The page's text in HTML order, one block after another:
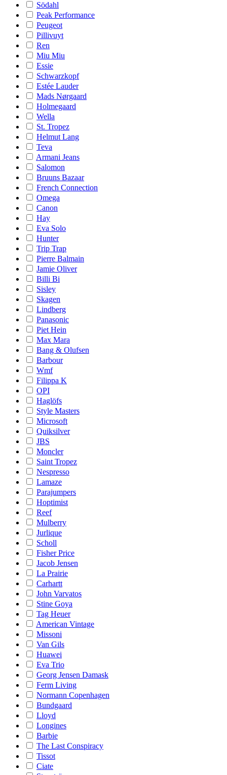
Södahl
Peak Performance
Peugeot
Pillivuyt
Ren
Miu Miu
Essie
Schwarzkopf
Estée Lauder
Mads Nørgaard
Holmegaard
Wella
St. Tropez
Helmut Lang
Teva
Armani Jeans
Salomon
Bruuns Bazaar
French Connection
Omega
Canon
Hay
Eva Solo
Hunter
Trip Trap
Pierre Balmain
Jamie Oliver
Billi Bi
Sisley
Skagen
Lindberg
Panasonic
Piet Hein
Max Mara
Bang & Olufsen
Barbour
Wmf
Filippa K
OPI
Haglöfs
Style Masters
Microsoft
Quiksilver
JBS
Moncler
Saint Tropez
Nespresso
Lamaze
Parajumpers
Hoptimist
Reef
Mulberry
Jurlique
Scholl
Fisher Price
Jacob Jensen
La Prairie
Carhartt
John Varvatos
Stine Goya
Tag Heuer
American Vintage
Missoni
Van Gils
Huawei
Eva Trio
Georg Jensen Damask
Ferm Living
Normann Copenhagen
Bundgaard
Lloyd
Longines
Barbie
The Last Conspiracy
Tissot
Ciate